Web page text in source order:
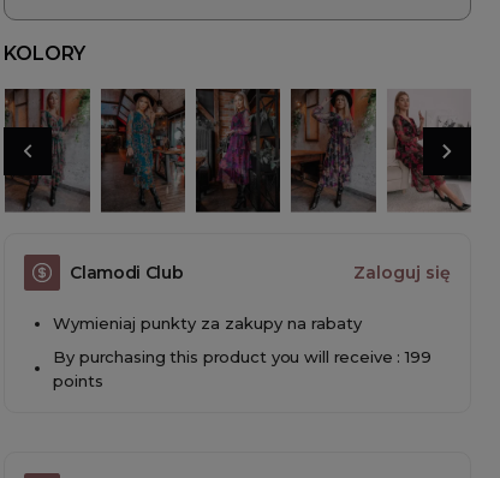
KOLORY
Clamodi Club Zaloguj się
Wymieniaj punkty za zakupy na rabaty
By purchasing this product you will receive : 199
points